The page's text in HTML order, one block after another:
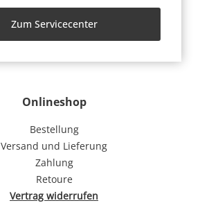
Onlineshop
Bestellung
Versand und Lieferung
Zahlung
Retoure
Vertrag widerrufen
Zum Servicecenter